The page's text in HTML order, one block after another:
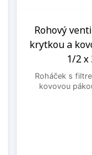
Rohový
krytkou a
1/2 x
Roháček s
kovovou